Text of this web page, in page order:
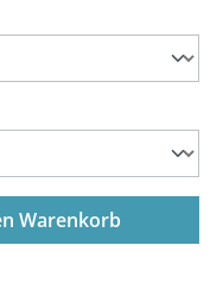
gewünschten
Warenkorb